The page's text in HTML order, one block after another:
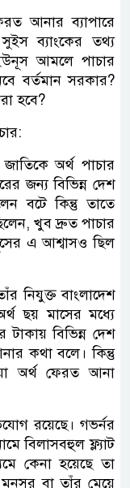
আনার ব্যাপারে
ব্যাংকের তথ্য
আমলে পাচার
বর্তমান সরকার?
হবে?
অর্থ পাচার
জন্য বিভিন্ন দেশ
বটে কিন্তু তাতে
খুব দ্রুত পাচার
এ আশ্বাসও ছিল
নিযুক্ত বাংলাদেশ
ছয় মাসের মধ্যে
টাকায় বিভিন্ন দেশ
কথা বলে। কিন্তু
অর্থ ফেরত আনা
রয়েছে। গভর্নর
বিলাসবহুল ফ্ল্যাট
কেনা হয়েছে তা
বা তাঁর মেয়ে